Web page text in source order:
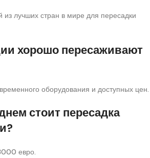
из лучших стран в мире для пересадки
хорошо пересаживают
оборудования и доступных цен.
стоит пересадка
евро.